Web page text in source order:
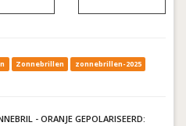
Zonnebrillen zonnebrillen-2025
- ORANJE GEPOLARISEERD: